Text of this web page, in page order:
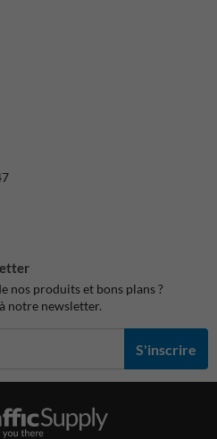
nos produits et bons plans ?
notre newsletter.
S'inscrire